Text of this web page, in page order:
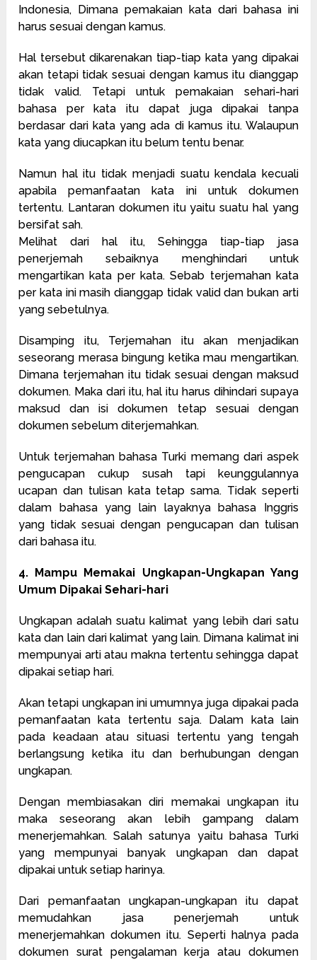
Indonesia, Dimana pemakaian kata dari bahasa ini
harus sesuai dengan kamus.
Hal tersebut dikarenakan tiap-tiap kata yang dipakai
akan tetapi tidak sesuai dengan kamus itu dianggap
tidak valid. Tetapi untuk pemakaian sehari-hari
bahasa per kata itu dapat juga dipakai tanpa
berdasar dari kata yang ada di kamus itu. Walaupun
kata yang diucapkan itu belum tentu benar.
Namun hal itu tidak menjadi suatu kendala kecuali
apabila pemanfaatan kata ini untuk dokumen
tertentu. Lantaran dokumen itu yaitu suatu hal yang
bersifat sah.
Melihat dari hal itu, Sehingga tiap-tiap jasa
penerjemah sebaiknya menghindari untuk
mengartikan kata per kata. Sebab terjemahan kata
per kata ini masih dianggap tidak valid dan bukan arti
yang sebetulnya.
Disamping itu, Terjemahan itu akan menjadikan
seseorang merasa bingung ketika mau mengartikan.
Dimana terjemahan itu tidak sesuai dengan maksud
dokumen. Maka dari itu, hal itu harus dihindari supaya
maksud dan isi dokumen tetap sesuai dengan
dokumen sebelum diterjemahkan.
Untuk terjemahan bahasa Turki memang dari aspek
pengucapan cukup susah tapi keunggulannya
ucapan dan tulisan kata tetap sama. Tidak seperti
dalam bahasa yang lain layaknya bahasa Inggris
yang tidak sesuai dengan pengucapan dan tulisan
dari bahasa itu.
4. Mampu Memakai Ungkapan-Ungkapan Yang
Umum Dipakai Sehari-hari
Ungkapan adalah suatu kalimat yang lebih dari satu
kata dan lain dari kalimat yang lain. Dimana kalimat ini
mempunyai arti atau makna tertentu sehingga dapat
dipakai setiap hari.
Akan tetapi ungkapan ini umumnya juga dipakai pada
pemanfaatan kata tertentu saja. Dalam kata lain
pada keadaan atau situasi tertentu yang tengah
berlangsung ketika itu dan berhubungan dengan
ungkapan.
Dengan membiasakan diri memakai ungkapan itu
maka seseorang akan lebih gampang dalam
menerjemahkan. Salah satunya yaitu bahasa Turki
yang mempunyai banyak ungkapan dan dapat
dipakai untuk setiap harinya.
Dari pemanfaatan ungkapan-ungkapan itu dapat
memudahkan jasa penerjemah untuk
menerjemahkan dokumen itu. Seperti halnya pada
dokumen surat pengalaman kerja atau dokumen